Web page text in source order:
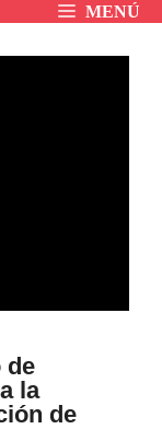
MENÚ
de
la
de